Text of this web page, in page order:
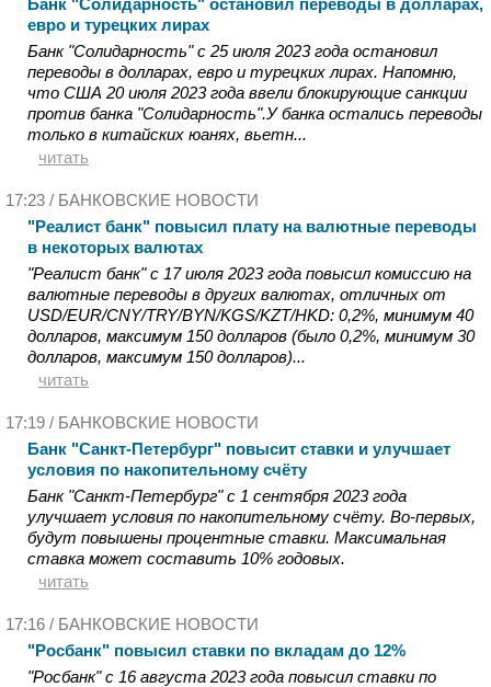
Банк "Солидарность" остановил переводы в долларах,
евро и турецких лирах
Банк "Солидарность" с 25 июля 2023 года остановил
переводы в долларах, евро и турецких лирах. Напомню,
что США 20 июля 2023 года ввели блокирующие санкции
против банка "Солидарность".У банка остались переводы
только в китайских юанях, вьетн...
читать
17:23 / БАНКОВСКИЕ НОВОСТИ
"Реалист банк" повысил плату на валютные переводы
в некоторых валютах
"Реалист банк" с 17 июля 2023 года повысил комиссию на
валютные переводы в других валютах, отличных от
USD/EUR/CNY/TRY/BYN/KGS/KZT/HKD: 0,2%, минимум 40
долларов, максимум 150 долларов (было 0,2%, минимум 30
долларов, максимум 150 долларов)...
читать
17:19 / БАНКОВСКИЕ НОВОСТИ
Банк "Санкт-Петербург" повысит ставки и улучшает
условия по накопительному счёту
Банк "Санкт-Петербург" с 1 сентября 2023 года
улучшает условия по накопительному счёту. Во-первых,
будут повышены процентные ставки. Максимальная
ставка может составить 10% годовых.
читать
17:16 / БАНКОВСКИЕ НОВОСТИ
"Росбанк" повысил ставки по вкладам до 12%
"Росбанк" с 16 августа 2023 года повысил ставки по